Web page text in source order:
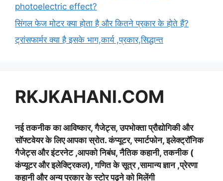
photoelectric effect?
सिंगल फेज मोटर क्या होता है और कितने प्रकार के होते हैं?
ट्रांसफार्मर क्या है इसके भाग,कार्य ,प्रकार,सिद्धान्त
RKJKAHANI.COM
नई तकनीक का आविष्कार, गैजेट्स, उपभोक्ता प्रौद्योगिकी और
सॉफ्टवेयर के लिए आपका स्रोत. कंप्यूटर, स्मार्टफोन, इलेक्ट्रॉनिक
गैजेट्स और इंटरनेट ,आपको निबंध, नैतिक कहानी, तकनीक (
कंप्यूटर और इलेक्ट्रिकल), गणित के सूत्र ,सामान्य ज्ञान ,प्रेरणा
कहानी और अन्य प्रकार के स्टोर पढ़ने को मिलेंगी